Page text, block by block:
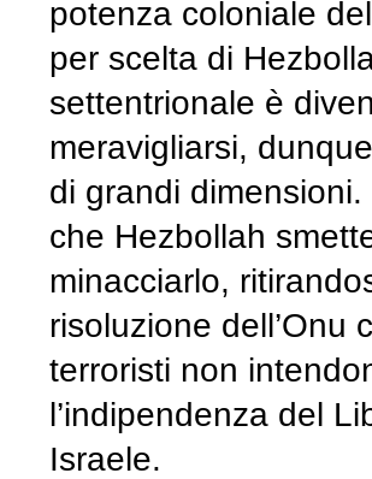
potenza coloniale
per scelta di
settentrionale è
meravigliarsi,
di grandi
che Hezbollah
minacciarlo,
risoluzione dell’Onu
terroristi non
l’indipendenza del
Israele.